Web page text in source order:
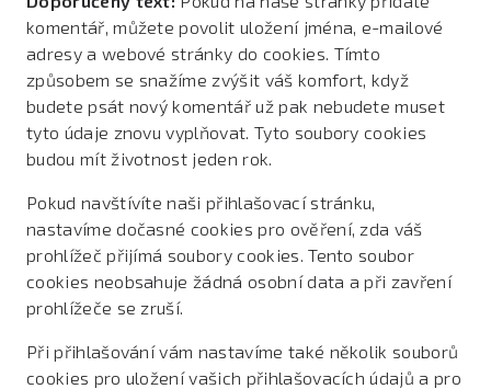
komentář, můžete povolit uložení jména, e-mailové
adresy a webové stránky do cookies. Tímto
způsobem se snažíme zvýšit váš komfort, když
budete psát nový komentář už pak nebudete muset
tyto údaje znovu vyplňovat. Tyto soubory cookies
budou mít životnost jeden rok.
Pokud navštívíte naši přihlašovací stránku,
nastavíme dočasné cookies pro ověření, zda váš
prohlížeč přijímá soubory cookies. Tento soubor
cookies neobsahuje žádná osobní data a při zavření
prohlížeče se zruší.
Při přihlašování vám nastavíme také několik souborů
cookies pro uložení vašich přihlašovacích údajů a pro